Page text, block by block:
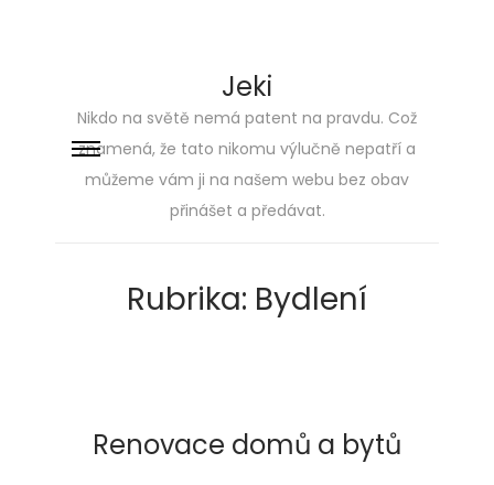
navigation
content
Jeki
Nikdo na světě nemá patent na pravdu. Což
znamená, že tato nikomu výlučně nepatří a
můžeme vám ji na našem webu bez obav
přinášet a předávat.
Rubrika: Bydlení
Renovace domů a bytů